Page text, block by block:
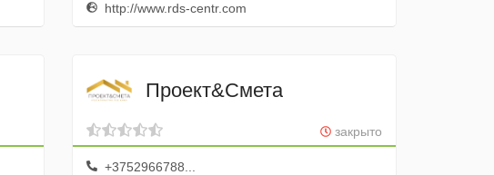
http://www.rds-centr.com
Проект&Смета
закрыто
+3752966788...